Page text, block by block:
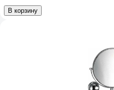
В корзину